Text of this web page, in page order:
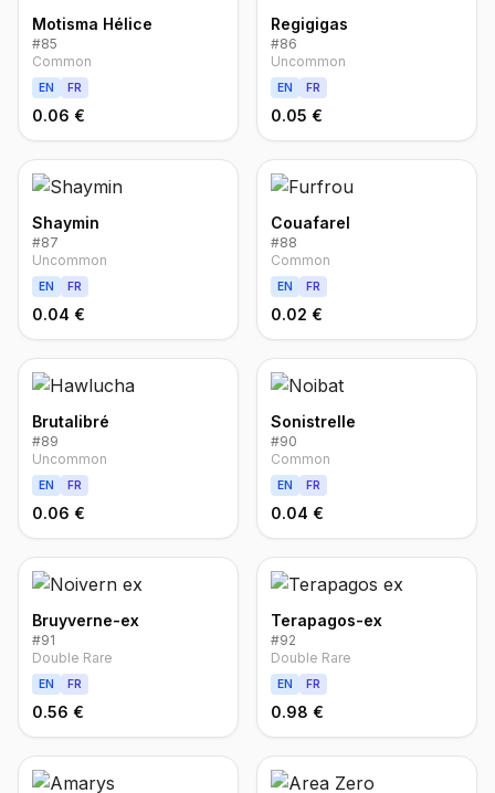
Motisma Hélice
#85
Common
EN FR
0.06 €
Regigigas
#86
Uncommon
EN FR
0.05 €
Shaymin
#87
Uncommon
EN FR
0.04 €
Couafarel
#88
Common
EN FR
0.02 €
Brutalibré
#89
Uncommon
EN FR
0.06 €
Sonistrelle
#90
Common
EN FR
0.04 €
Bruyverne-ex
#91
Double Rare
EN FR
0.56 €
Terapagos-ex
#92
Double Rare
EN FR
0.98 €